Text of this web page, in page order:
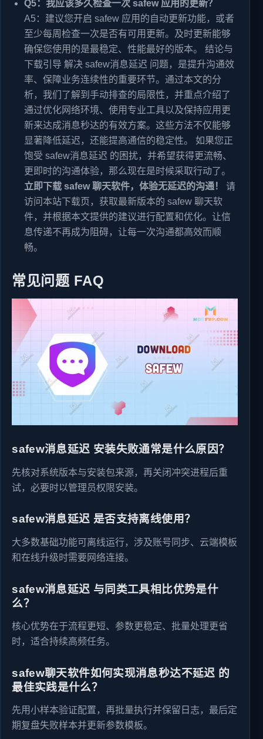
Q5：我应该多久检查一次 safew 应用的更新？
A5：建议您开启 safew 应用的自动更新功能，或者
至少每周检查一次是否有可用更新。及时更新能够
确保您使用的是最稳定、性能最好的版本。 结论与
下载引导 解决 safew消息延迟 问题，是提升沟通效
率、保障业务连续性的重要环节。通过本文的分
析，我们了解到手动排查的局限性，并重点介绍了
通过优化网络环境、使用专业工具以及保持应用更
新来达成消息秒达的有效方案。这些方法不仅能够
显著降低延迟，还能提高通信的稳定性。 如果您正
饱受 safew消息延迟 的困扰，并希望获得更流畅、
更即时的沟通体验，那么现在是时候采取行动了。
立即下载 safew 聊天软件，体验无延迟的沟通！
请
访问本站下载页，获取最新版本的 safew 聊天软
件，并根据本文提供的建议进行配置和优化。让信
息传递不再成为阻碍，让每一次沟通都高效而顺
畅。
常见问题 FAQ
safew消息延迟 安装失败通常是什么原因？
先核对系统版本与安装包来源，再关闭冲突进程后重
试，必要时以管理员权限安装。
safew消息延迟 是否支持离线使用？
大多数基础功能可离线运行，涉及账号同步、云端模板
和在线升级时需要网络连接。
safew消息延迟 与同类工具相比优势是什
么？
核心优势在于流程更短、参数更稳定、批量处理更省
时，适合持续高频任务。
safew聊天软件如何实现消息秒达不延迟 的
最佳实践是什么？
先用小样本验证配置，再批量执行并保留日志，最后定
期复盘失败样本并更新参数模板。